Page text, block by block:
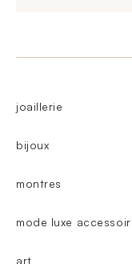
joaillerie
bijoux
montres
mode luxe
art